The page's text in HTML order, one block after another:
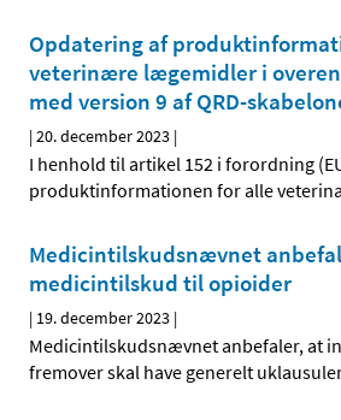
Opdatering af
veterinære lægemidler i
med version 9 af QRD-
|20. december 2023 |
I henhold til artikel 152 i forordning
produktinformationen for alle
Medicintilskudsnævnet
medicintilskud til opioider
| 19. december 2023 |
Medicintilskudsnævnet anbefaler, at
fremover skal have generelt